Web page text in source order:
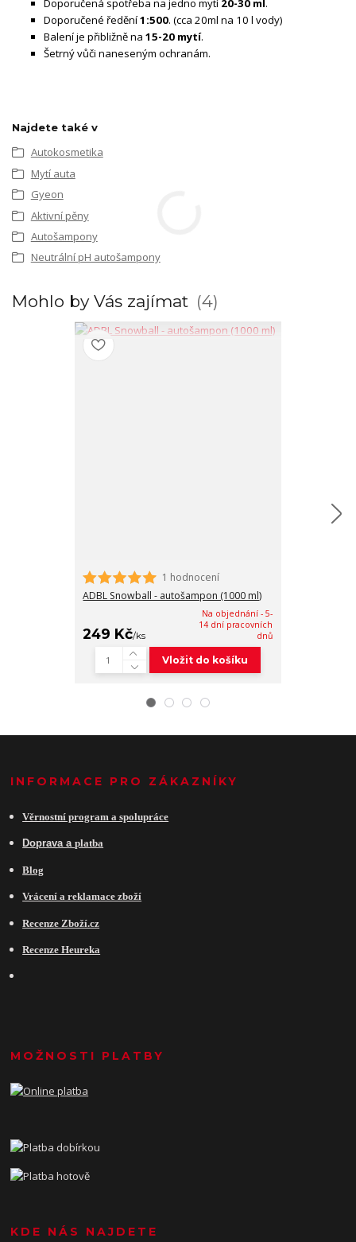
Doporučená spotřeba na jedno mytí 20-30 ml .
Doporučené ředění1:500. (cca 20ml na 10 l vody)
Balení je přibližně na 15-20 mytí.
Šetrný vůči naneseným ochranám.
Najdete také v
Autokosmetika
Mytí auta
Gyeon
Aktivní pěny
Autošampony
Neutrální pH autošampony
Mohlo by Vás zajímat 4
1 hodnocení
ADBL Snowball - autošampon (1000 ml)
249 Kč/ks
Na objednání - 5-
14 dní pracovních
dnů
Vložit do košíku
INFORMACE PRO ZÁKAZNÍKY
Věrnostní program a spolupráce
Doprava aplatba
Blog
Vrácení a reklamace zboží
Recenze Zboží.cz
Recenze Heureka
MOŽNOSTI PLATBY
KDE NÁS NAJDETE